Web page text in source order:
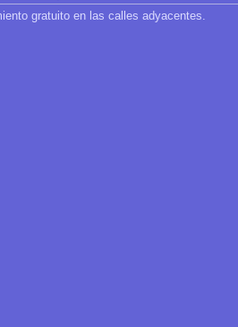
gratuito en las calles adyacentes.